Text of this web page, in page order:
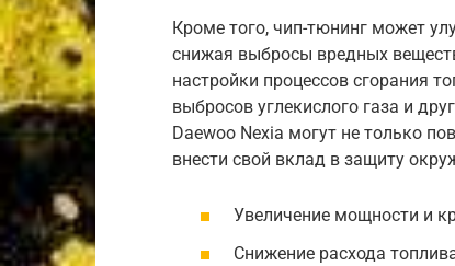
Кроме того, чип-тюнинг может
снижая выбросы вредных
настройки процессов сгорания
выбросов углекислого газа и
Daewoo Nexia могут не только
внести свой вклад в защиту
Увеличение мощности и
Снижение расхода